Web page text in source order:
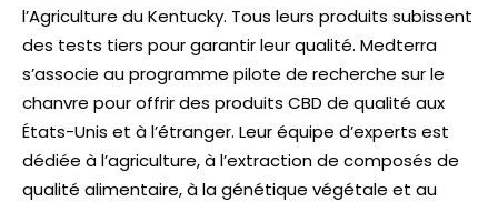
l’Agriculture du Kentucky. Tous leurs produits subissent
des tests tiers pour garantir leur qualité. Medterra
s’associe au programme pilote de recherche sur le
chanvre pour offrir des produits CBD de qualité aux
États-Unis et à l’étranger. Leur équipe d’experts est
dédiée à l’agriculture, à l’extraction de composés de
qualité alimentaire, à la génétique végétale et au